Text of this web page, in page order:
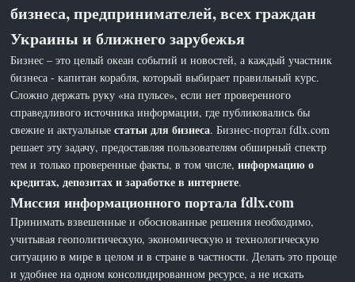
бизнеса, предпринимателей, всех граждан
Украины и ближнего зарубежья
Бизнес – это целый океан событий и новостей, а каждый участник
бизнеса - капитан корабля, который выбирает правильный курс.
Сложно держать руку «на пульсе», если нет проверенного
справедливого источника информации, где публиковались бы
свежие и актуальныестатьи для бизнеса. Бизнес-портал fdlx.com
решает эту задачу, предоставляя пользователям обширный спектр
тем и только проверенные факты, в том числе,информацию о
кредитах, депозитах и заработке в интернете.
Миссия информационного портала fdlx.com
Принимать взвешенные и обоснованные решения необходимо,
учитывая геополитическую, экономическую и технологическую
ситуацию в мире в целом и в стране в частности. Делать это проще
и удобнее на одном консолидированном ресурсе, а не искать